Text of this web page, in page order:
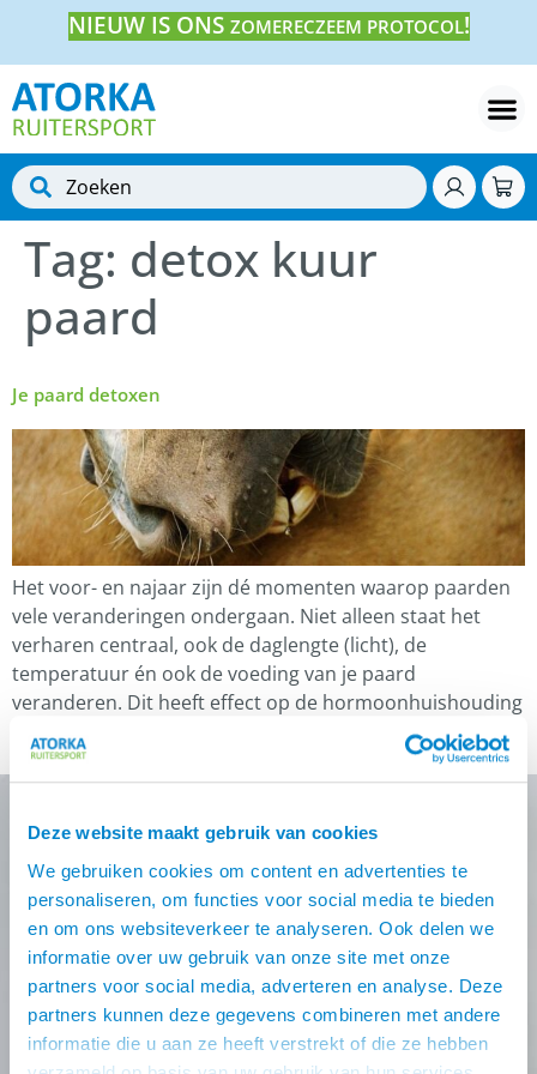
Deze website maakt gebruik van cookies
We gebruiken cookies om content en advertenties te
personaliseren, om functies voor social media te bieden
en om ons websiteverkeer te analyseren. Ook delen we
informatie over uw gebruik van onze site met onze
partners voor social media, adverteren en analyse. Deze
partners kunnen deze gegevens combineren met andere
informatie die u aan ze heeft verstrekt of die ze hebben
NIEUW IS ONS ZOMERECZEEM PROTOCOL!
Tag: detox kuur
paard
Je paard detoxen
Het voor- en najaar zijn dé momenten waarop paarden
vele veranderingen ondergaan. Niet alleen staat het
verharen centraal, ook de daglengte (licht), de
temperatuur én ook de voeding van je paard
veranderen. Dit heeft effect op de hormoonhuishouding
en stofwisseling van je paard. Het voor- en najaar zijn
intensieve periodes voor de lever en nieren. […]
Nooit meer de beste Atorka
deals missen?
Schrijf je in voor één (of meer) van onze nieuwsbrieven!
Zodra je inschrijving bevestigt is krijg je10% kortingop
je eerste online bestelling van ons.